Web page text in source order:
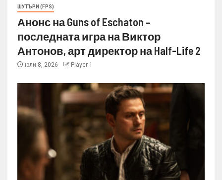
ШУТЪРИ (FPS)
Анонс на Guns of Eschaton –
последната игра на Виктор
Антонов, арт директор на Half-Life 2
юли 8, 2026 Player 1